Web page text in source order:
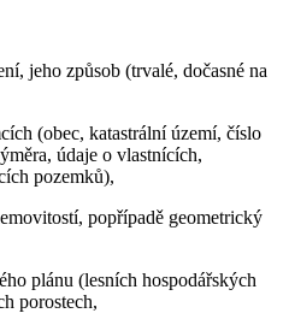
jeho způsob (trvalé, dočasné na
(obec, katastrální území, číslo
údaje o vlastnících,
pozemků),
popřípadě geometrický
plánu (lesních hospodářských
porostech,